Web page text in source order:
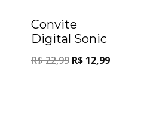
Convite
Digital Sonic
R$22,99 R$ 12,99